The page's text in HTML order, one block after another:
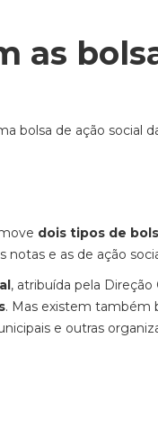
as
bolsa de ação social
dois tipos de
e as de ação
, atribuída pela Direção
. Mas existem também
e outras